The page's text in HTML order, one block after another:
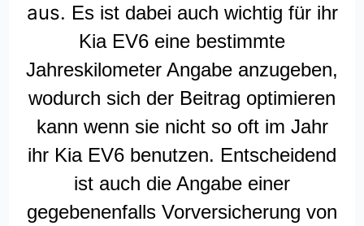
aus. Es ist dabei auch wichtig für ihr
Kia EV6 eine bestimmte
Jahreskilometer Angabe anzugeben,
wodurch sich der Beitrag optimieren
kann wenn sie nicht so oft im Jahr
ihr Kia EV6 benutzen. Entscheidend
ist auch die Angabe einer
gegebenenfalls Vorversicherung von